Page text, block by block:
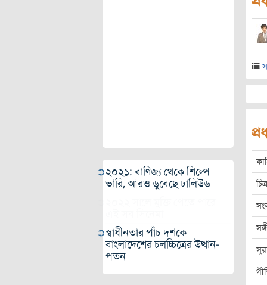
২০২১: বাণিজ্য থেকে শিল্পে
ভারি, আরও ডুবেছে ঢালিউড
স্বাধীনতার পাঁচ দশকে
বাংলাদেশের চলচ্চিত্রের উত্থান-
পতন